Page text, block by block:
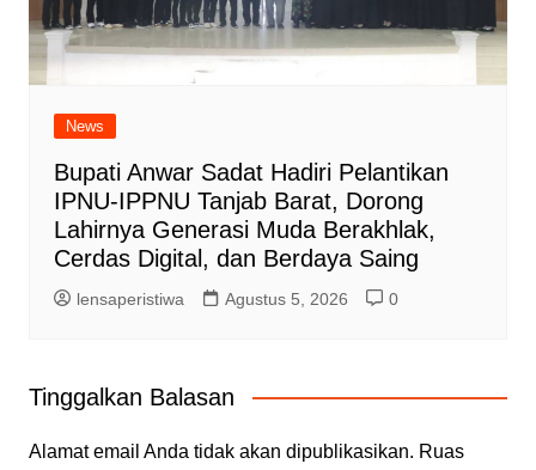
News
Bupati Anwar Sadat Hadiri Pelantikan
IPNU-IPPNU Tanjab Barat, Dorong
Lahirnya Generasi Muda Berakhlak,
Cerdas Digital, dan Berdaya Saing
lensaperistiwa Agustus 5, 2026 0
Tinggalkan Balasan
Alamat email Anda tidak akan dipublikasikan. Ruas